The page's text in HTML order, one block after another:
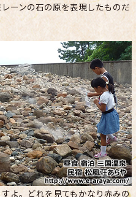
ーンの石の原を表現したものだ
よ。どれを見てもかなり赤みの